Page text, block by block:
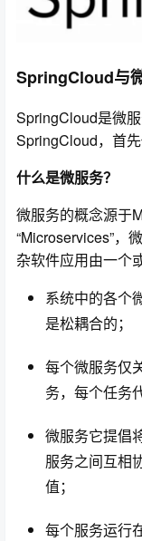
SpringCloud与
SpringCloud是微
SpringCloud，首先
什么是微服务？
微服务的概念源于
“Microservices”，
杂软件应用由一个
系统中的各个
是松耦合的；
每个微服务仅
务，每个任务
微服务它提倡
服务之间互相
值；
每个服务运行